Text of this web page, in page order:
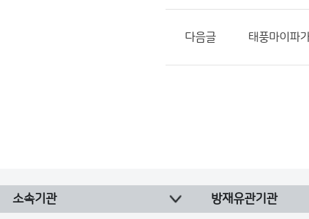
다음글 태풍마이파
소속기관 방재유관기관